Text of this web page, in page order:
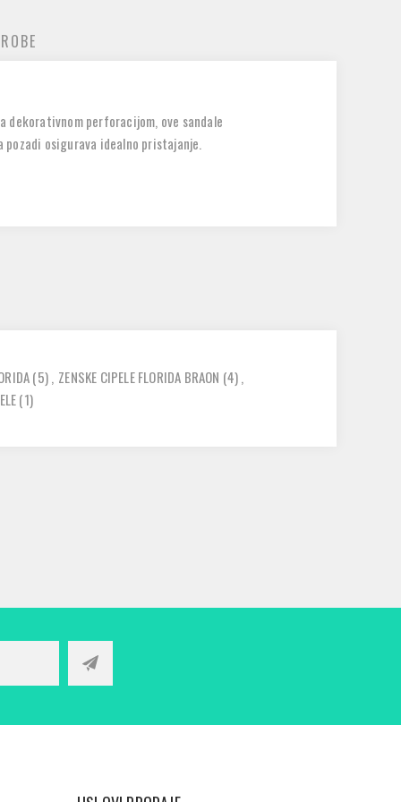
dekorativnom perforacijom, ove sandale
osigurava idealno pristajanje.
(5), ZENSKE CIPELE FLORIDA BRAON (4),
(1)